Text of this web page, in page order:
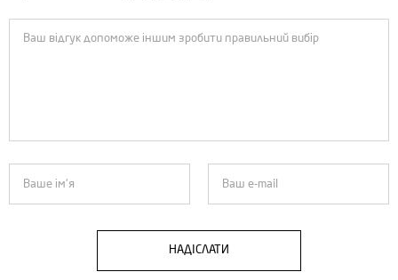
НАДІСЛАТИ